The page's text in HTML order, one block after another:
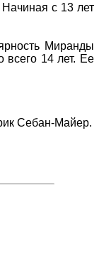
с 13 лет
Миранды
всего 14 лет. Ее
Себан-Майер.